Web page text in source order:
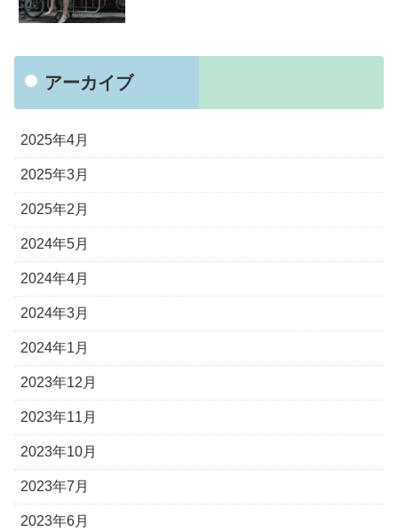
アーカイブ
2025年4月
2025年3月
2025年2月
2024年5月
2024年4月
2024年3月
2024年1月
2023年12月
2023年11月
2023年10月
2023年7月
2023年6月